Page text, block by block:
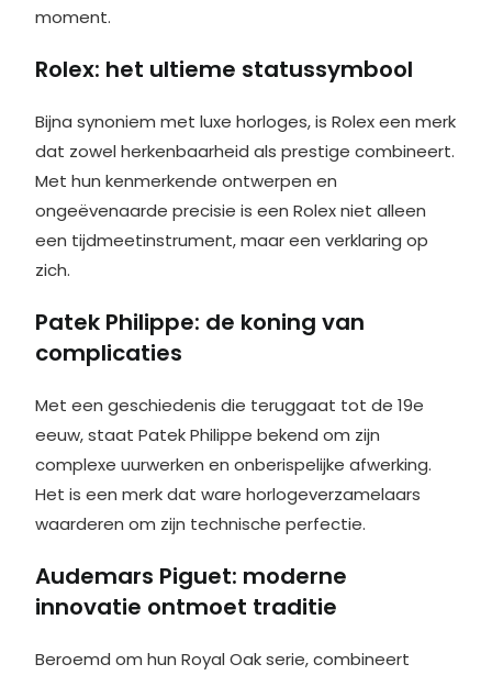
moment.
Rolex: het ultieme statussymbool
Bijna synoniem met luxe horloges, is Rolex een merk
dat zowel herkenbaarheid als prestige combineert.
Met hun kenmerkende ontwerpen en
ongeëvenaarde precisie is een Rolex niet alleen
een tijdmeetinstrument, maar een verklaring op
zich.
Patek Philippe: de koning van
complicaties
Met een geschiedenis die teruggaat tot de 19e
eeuw, staat Patek Philippe bekend om zijn
complexe uurwerken en onberispelijke afwerking.
Het is een merk dat ware horlogeverzamelaars
waarderen om zijn technische perfectie.
Audemars Piguet: moderne
innovatie ontmoet traditie
Beroemd om hun Royal Oak serie, combineert